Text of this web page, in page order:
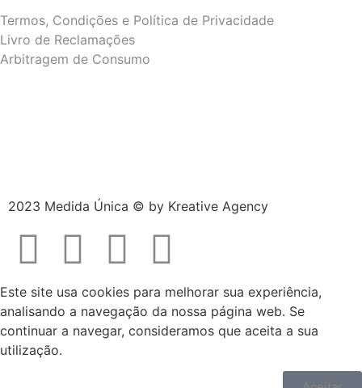
Termos, Condições e Política de Privacidade
Livro de Reclamações
Arbitragem de Consumo
2023 Medida Única © by Kreative Agency
Este site usa cookies para melhorar sua experiência,
analisando a navegação da nossa página web. Se
continuar a navegar, consideramos que aceita a sua
utilização.